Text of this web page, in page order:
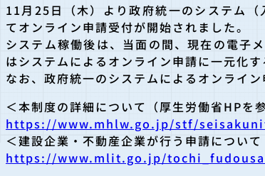
11月25日（木）より政府統一のシステム
てオンライン申請受付が開始されました。
システム稼働後は、当面の間、現在の電子
はシステムによるオンライン申請に一元化
なお、政府統一のシステムによるオンライ
＜本制度の詳細について（厚生労働省HPを
https://www.mhlw.go.jp/stf/
＜建設企業・不動産企業が行う申請につい
https://www.mlit.go.jp/